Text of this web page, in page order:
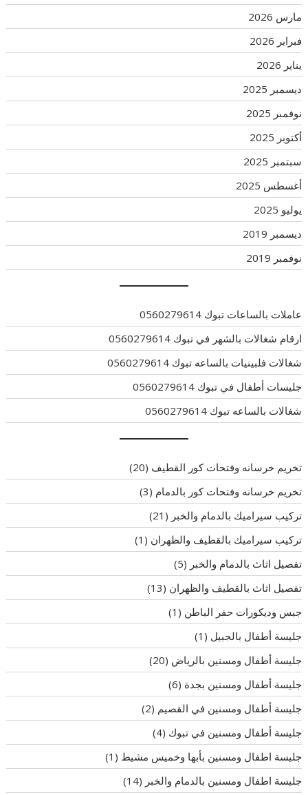
مارس 2026
فبراير 2026
يناير 2026
ديسمبر 2025
نوفمبر 2025
أكتوبر 2025
سبتمبر 2025
أغسطس 2025
يوليو 2025
ديسمبر 2019
نوفمبر 2019
عاملات بالساعات تبوك 0560279614
ارقام شغالات بالشهر في تبوك 0560279614
شغالات فلبينيات بالساعه تبوك 0560279614
جليسات أطفال في تبوك 0560279614
شغالات بالساعه تبوك 0560279614
تخريم خرسانه وفتحات كور القطيف (20)
تخريم خرسانه وفتحات كور بالدمام (3)
تركيب سيراميك بالدمام والخبر (21)
تركيب سيراميك بالقطيف والظهران (1)
تفصيل اثاث بالدمام والخبر (5)
تفصيل اثاث بالقطيف والظهران (13)
جبس وديكورات حفر الباطن (1)
جليسة أطفال بالجبيل (1)
جليسة أطفال ومسنين بالرياض (20)
جليسة أطفال ومسنين بجدة (6)
جليسة أطفال ومسنين في القصيم (2)
جليسة أطفال ومسنين في تبوك (4)
جليسة اطفال ومسنين بأبها وخميس مشيط (1)
جليسة اطفال ومسنين بالدمام والخبر (14)